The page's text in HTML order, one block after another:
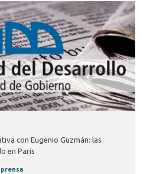
con Eugenio Guzmán: las
en Paris